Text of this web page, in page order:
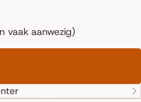
vaak aanwezig)